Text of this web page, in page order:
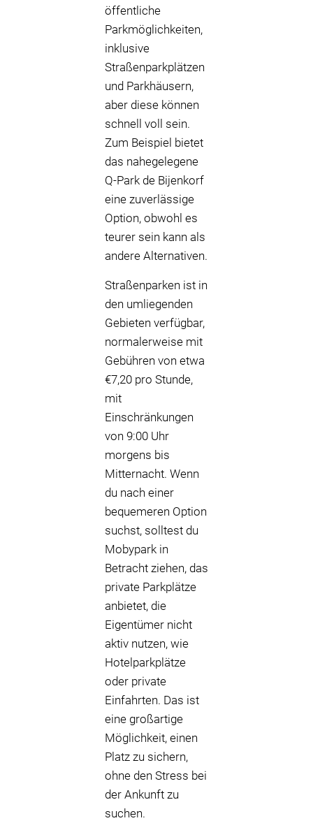
öffentliche
Parkmöglichkeiten,
inklusive
Straßenparkplätzen
und Parkhäusern,
aber diese können
schnell voll sein.
Zum Beispiel bietet
das nahegelegene
Q-Park de Bijenkorf
eine zuverlässige
Option, obwohl es
teurer sein kann als
andere Alternativen.
Straßenparken ist in
den umliegenden
Gebieten verfügbar,
normalerweise mit
Gebühren von etwa
€7,20 pro Stunde,
mit
Einschränkungen
von 9:00 Uhr
morgens bis
Mitternacht. Wenn
du nach einer
bequemeren Option
suchst, solltest du
Mobypark in
Betracht ziehen, das
private Parkplätze
anbietet, die
Eigentümer nicht
aktiv nutzen, wie
Hotelparkplätze
oder private
Einfahrten. Das ist
eine großartige
Möglichkeit, einen
Platz zu sichern,
ohne den Stress bei
der Ankunft zu
suchen.